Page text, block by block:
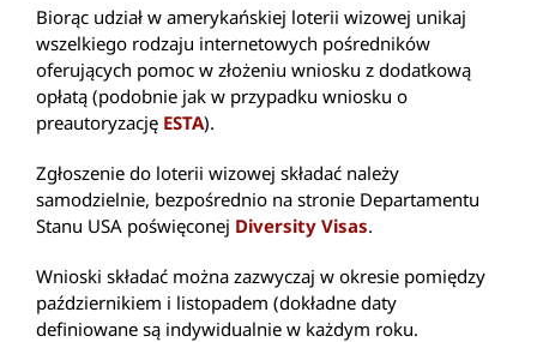
Biorąc udział w amerykańskiej loterii wizowej unikaj
wszelkiego rodzaju internetowych pośredników
oferujących pomoc w złożeniu wniosku z dodatkową
opłatą (podobnie jak w przypadku wniosku o
preautoryzację ESTA).
Zgłoszenie do loterii wizowej składać należy
samodzielnie, bezpośrednio na stronie Departamentu
Stanu USA poświęconej Diversity Visas.
Wnioski składać można zazwyczaj w okresie pomiędzy
październikiem i listopadem (dokładne daty
definiowane są indywidualnie w każdym roku.